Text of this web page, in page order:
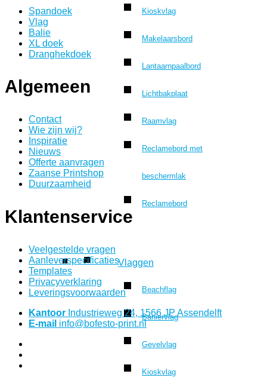
Kioskvlag
Makelaarsbord
Lantaarnpaalbord
Lichtbakplaat
Raamvlag
Reclamebord met
beschermlak
Reclamebord
Vlaggen
Beachflag
Baniervlag
Gevelvlag
Kioskvlag
Spandoek
Vlag
Balie
XL doek
Dranghekdoek
Algemeen
Contact
Wie zijn wij?
Inspiratie
Nieuws
Offerte aanvragen
Zaanse Printshop
Duurzaamheid
Klantenservice
Veelgestelde vragen
Aanleverspecificaties
Templates
Privacyverklaring
Leveringsvoorwaarden
Kantoor Industrieweg 24, 1566 JP Assendelft
E-mail info@bofesto-print.nl